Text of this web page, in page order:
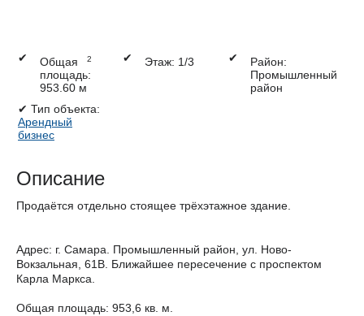
✔
Общая
площадь:
953.60 м
2 ✔ Этаж: 1/3 ✔
Район:
Промышленный
район
✔ Тип объекта:
Арендный
бизнес
Описание
Продаётся отдельно стоящее трёхэтажное здание.
Адрес: г. Самара. Промышленный район, ул. Ново-
Вокзальная, 61В. Ближайшее пересечение с проспектом
Карла Маркса.
Общая площадь: 953,6 кв. м.